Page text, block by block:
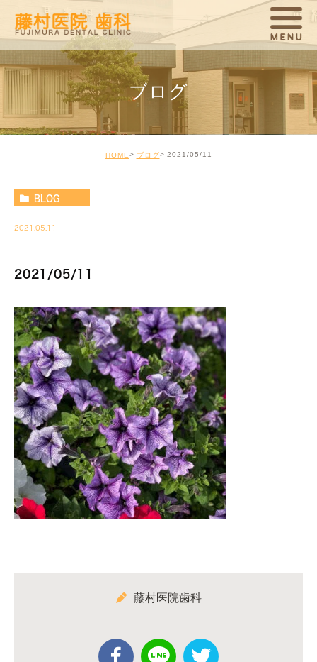
ブログ
HOME ブログ 2021/05/11
BLOG
2021.05.11
2021/05/11
藤村医院歯科